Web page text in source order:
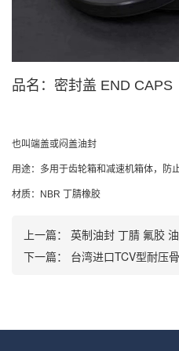
品名：密封盖 END CAPS
也叫端盖或闷盖油封
用途：多用于齿轮箱和减速机箱体，防
材质：NBR 丁腈橡胶
上一篇： 英制油封 丁腈 氟胶
下一篇： 台湾进口TCV型耐压